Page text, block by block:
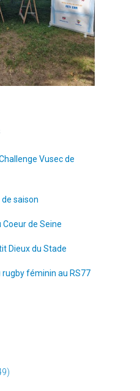
Vusec de
de saison
Coeur de Seine
Dieux du Stade
féminin au RS77